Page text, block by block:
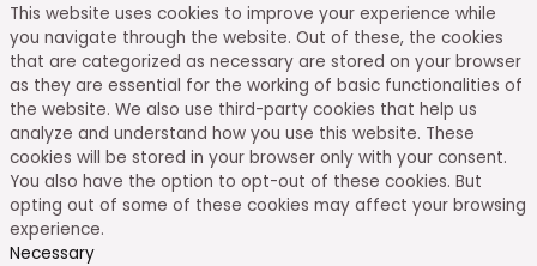
This website uses cookies to improve your experience while
you navigate through the website. Out of these, the cookies
that are categorized as necessary are stored on your browser
as they are essential for the working of basic functionalities of
the website. We also use third-party cookies that help us
analyze and understand how you use this website. These
cookies will be stored in your browser only with your consent.
You also have the option to opt-out of these cookies. But
opting out of some of these cookies may affect your browsing
experience.
Necessary